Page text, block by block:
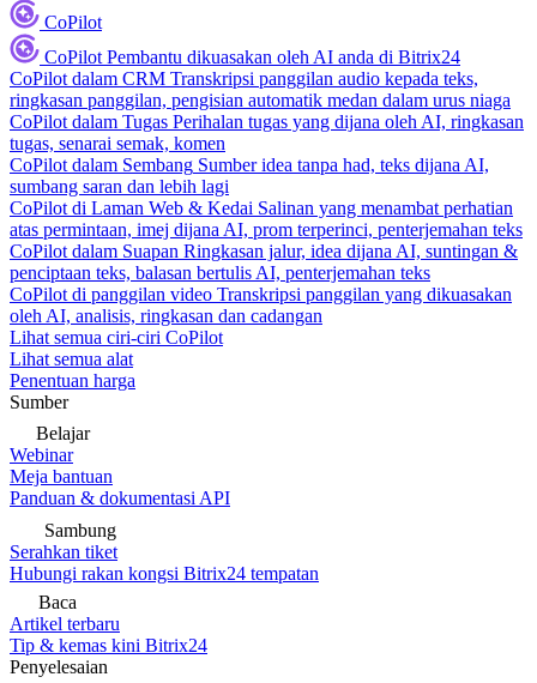
CoPilot
CoPilot Pembantu dikuasakan oleh AI anda di Bitrix24
CoPilot dalam CRM Transkripsi panggilan audio kepada teks,
ringkasan panggilan, pengisian automatik medan dalam urus niaga
CoPilot dalam Tugas Perihalan tugas yang dijana oleh AI, ringkasan
tugas, senarai semak, komen
CoPilot dalam Sembang Sumber idea tanpa had, teks dijana AI,
sumbang saran dan lebih lagi
CoPilot di Laman Web & Kedai Salinan yang menambat perhatian
atas permintaan, imej dijana AI, prom terperinci, penterjemahan teks
CoPilot dalam Suapan Ringkasan jalur, idea dijana AI, suntingan &
penciptaan teks, balasan bertulis AI, penterjemahan teks
CoPilot di panggilan video Transkripsi panggilan yang dikuasakan
oleh AI, analisis, ringkasan dan cadangan
Lihat semua ciri-ciri CoPilot
Lihat semua alat
Penentuan harga
Sumber
Belajar
Webinar
Meja bantuan
Panduan & dokumentasi API
Sambung
Serahkan tiket
Hubungi rakan kongsi Bitrix24 tempatan
Baca
Artikel terbaru
Tip & kemas kini Bitrix24
Penyelesaian